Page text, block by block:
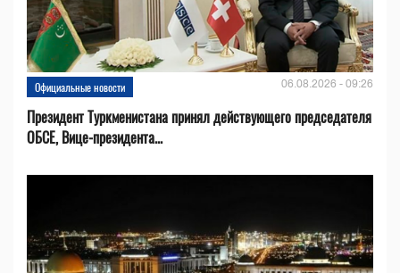
Официальные новости 06.08.2026 - 09:26
Президент Туркменистана принял действующего председателя
ОБСЕ, Вице-президента...